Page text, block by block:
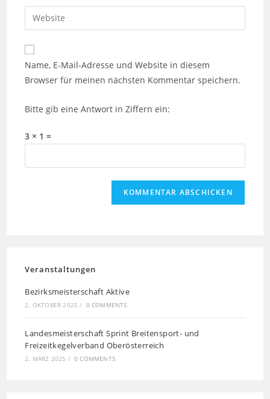
zum
Kommentieren
ein
E-
Mail-
zum
Kommentieren
ein
Gib
deine
Website-
URL
Name, E-Mail-Adresse und Website in diesem
Browser für meinen nächsten Kommentar speichern.
Bitte gib eine Antwort in Ziffern ein:
3 × 1 =
Veranstaltungen
Bezirksmeisterschaft Aktive
2. OKTOBER 2025 / 0 COMMENTS
Landesmeisterschaft Sprint Breitensport- und
Freizeitkegelverband Oberösterreich
2. MÄRZ 2025 / 0 COMMENTS